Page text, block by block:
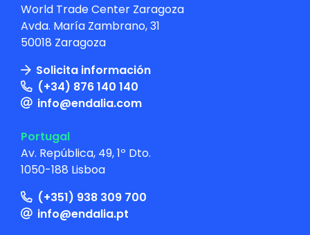
World Trade Center Zaragoza
Avda. María Zambrano, 31
50018 Zaragoza
Solicita información
(+34) 876 140 140
info@endalia.com
Portugal
Av. República, 49, 1º Dto.
1050-188 Lisboa
(+351) 938 309 700
info@endalia.pt